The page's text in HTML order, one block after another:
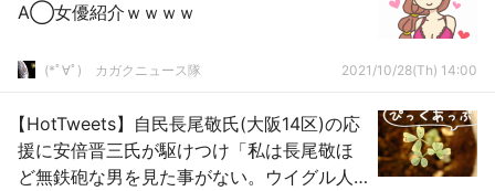
A◯女優紹介ｗｗｗｗ
(*ﾟ∀ﾟ)ゞカガクニュース隊 2021/10/28(Th) 14:00
【HotTweets】自民長尾敬氏(大阪14区)の応
援に安倍晋三氏が駆けつけ「私は長尾敬ほ
ど無鉄砲な男を見た事がない。ウイグル人